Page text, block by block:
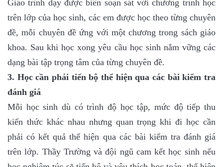
Giáo trình dạy được biên soạn sát với chương trình học
trên lớp của học sinh, các em được học theo từng chuyên
đề, mỗi chuyên đề ứng với một chương trong sách giáo
khoa. Sau khi học xong yêu cầu học sinh nắm vững các
dạng bài tập trọng tâm của từng chuyên đề.
3. Học cần phải tiến bộ thể hiện qua các bài kiểm tra
đánh giá
Mỗi học sinh dù có trình độ học tập, mức độ tiếp thu
kiến thức khác nhau nhưng quan trọng khi đi học cần
phải có kết quả thể hiện qua các bài kiểm tra đánh giá
trên lớp. Thầy Trường và đội ngũ cam kết học sinh nếu